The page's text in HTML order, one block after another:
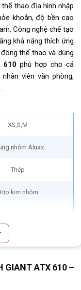
thao địa hình nhập
khoắn, độ bền cao
Công nghệ chế tạo
khả năng thích ứng
thể thao và dùng
610 phù hợp cho cả
viên văn phòng,
XS,S,M
nhôm Aluxx
Thép
kim nhôm
kim nhôm
GIANT ATX 610 –